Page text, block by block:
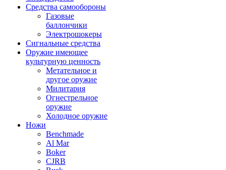
Средства самообороны
Газовые
баллончики
Электрошокеры
Сигнальные средства
Оружие имеющее
культурную ценность
Метательное и
другое оружие
Милитария
Огнестрельное
оружие
Холодное оружие
Ножи
Benchmade
Al Mar
Boker
CJRB